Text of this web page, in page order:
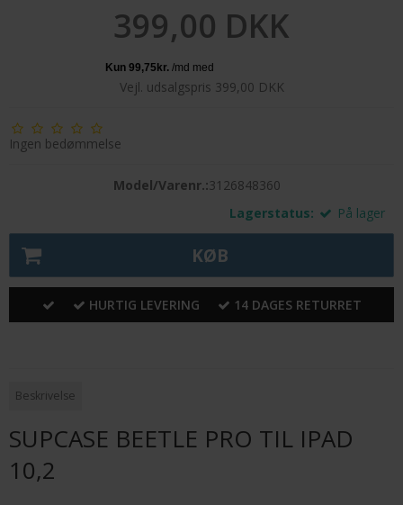
399,00 DKK
Vejl. udsalgspris 399,00 DKK
Ingen bedømmelse
Model/Varenr.:3126848360
Lagerstatus:
På lager
KØB
HURTIG LEVERING 14 DAGES RETURRET
Beskrivelse
SUPCASE BEETLE PRO TIL IPAD
10,2